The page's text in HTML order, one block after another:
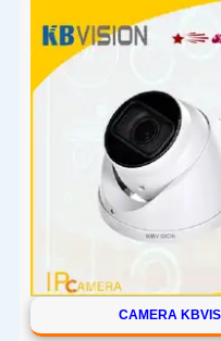
CAMERA